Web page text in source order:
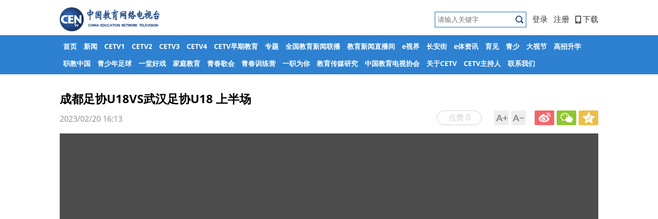
登录 注册 下载
首页 新闻 CETV1 CETV2 CETV3 CETV4 CETV早期教育 专题 全国教育新闻联播 教育新闻直播间 e视界 长安街 e体资讯 育见 青少 大视节
高招升学
职教中国
青少年足球 一堂好戏 家庭教育 青春歌会 青春训练营 一职为你 教育传媒研究 中国教育电视协会 关于CETV CETV主持人 联系我们
成都足协U18VS武汉足协U18 上半场
点赞 0
2023/02/20 16:13